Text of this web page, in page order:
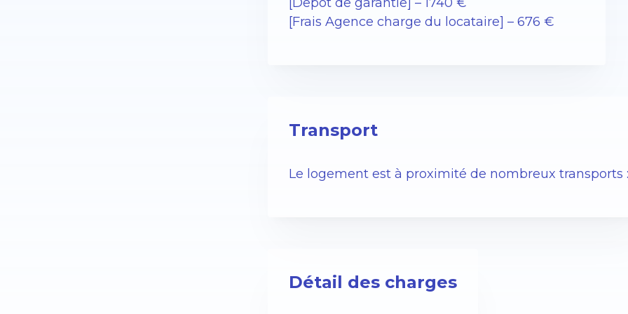
[Frais Agence charge du locataire] – 676 €
Transport
Le logement est à proximité de nombreux transports :
Détail des charges